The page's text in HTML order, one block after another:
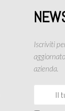
Iscriviti
azienda.